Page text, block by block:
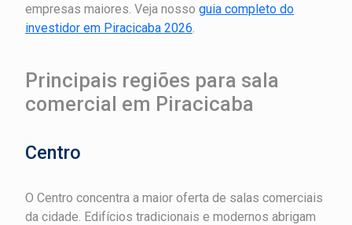
empresas maiores. Veja nosso guia completo do
investidor em Piracicaba 2026.
Principais regiões para sala
comercial em Piracicaba
Centro
O Centro concentra a maior oferta de salas comerciais
da cidade. Edifícios tradicionais e modernos abrigam